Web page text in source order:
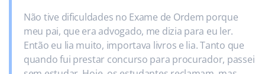
Não tive dificuldades no Exame de Ordem porque
meu pai, que era advogado, me dizia para eu ler.
Então eu lia muito, importava livros e lia. Tanto que
quando fui prestar concurso para procurador, passei